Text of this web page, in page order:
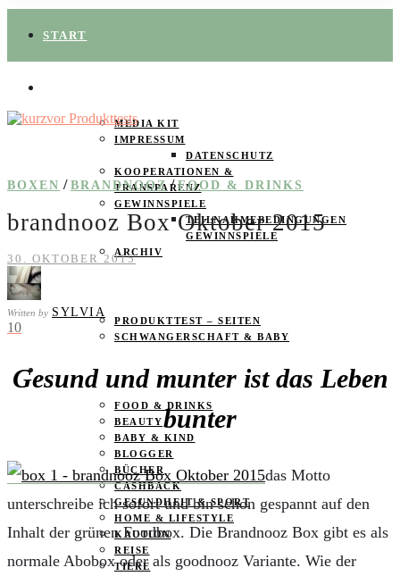
START
MEDIA KIT
IMPRESSUM
DATENSCHUTZ
KOOPERATIONEN &
TRANSPARENZ
GEWINNSPIELE
TEILNAHMEBEDINGUNGEN
GEWINNSPIELE
ARCHIV
PRODUKTTEST – SEITEN
SCHWANGERSCHAFT & BABY
PRODUKTTESTER GESUCHT
FOOD & DRINKS
BEAUTY
BABY & KIND
BLOGGER
BÜCHER
CASHBACK
GESUNDHEIT & SPORT
HOME & LIFESTYLE
KAUTION
REISE
TIERE
BOXEN / BRANDNOOZ / FOOD & DRINKS
brandnooz Box Oktober 2015
30. OKTOBER 2015
Written by SYLVIA
10
Gesund und munter ist das Leben
bunter
das Motto
unterschreibe ich sofort und bin schon gespannt auf den
Inhalt der grünen Foodbox. Die Brandnooz Box gibt es als
normale Abobox oder als goodnooz Variante. Wie der